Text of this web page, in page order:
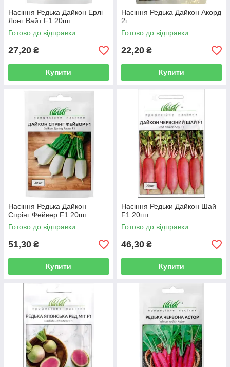
Насіння Редька Дайкон Ерлі
Лонг Вайт F1 20шт
Готово до відправки
27,20 ₴
Купити
Насіння Редька Дайкон Акорд
2г
Готово до відправки
22,20 ₴
Купити
Насіння Редька Дайкон
Спрінг Фейвер F1 20шт
Готово до відправки
51,30 ₴
Купити
Насіння Редьки Дайкон Шай
F1 20шт
Готово до відправки
46,30 ₴
Купити